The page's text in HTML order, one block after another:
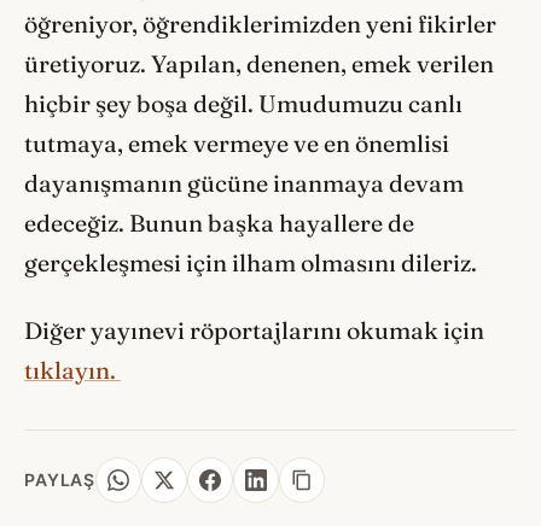
öğreniyor, öğrendiklerimizden yeni fikirler
üretiyoruz. Yapılan, denenen, emek verilen
hiçbir şey boşa değil. Umudumuzu canlı
tutmaya, emek vermeye ve en önemlisi
dayanışmanın gücüne inanmaya devam
edeceğiz. Bunun başka hayallere de
gerçekleşmesi için ilham olmasını dileriz.
Diğer yayınevi röportajlarını okumak için
tıklayın.
PAYLAŞ